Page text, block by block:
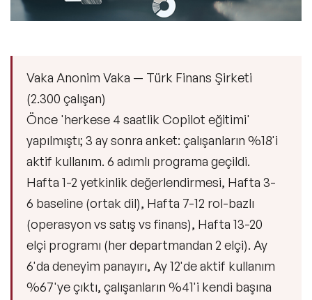
Vaka Anonim Vaka — Türk Finans Şirketi
(2.300 çalışan)
Önce 'herkese 4 saatlik Copilot eğitimi'
yapılmıştı; 3 ay sonra anket: çalışanların %18'i
aktif kullanım. 6 adımlı programa geçildi.
Hafta 1-2 yetkinlik değerlendirmesi, Hafta 3-
6 baseline (ortak dil), Hafta 7-12 rol-bazlı
(operasyon vs satış vs finans), Hafta 13-20
elçi programı (her departmandan 2 elçi). Ay
6'da deneyim panayırı, Ay 12'de aktif kullanım
%67'ye çıktı, çalışanların %41'i kendi başına